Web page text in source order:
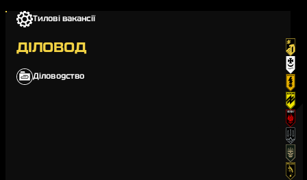
Тилові вакансії
ДІЛОВОД
Діловодство